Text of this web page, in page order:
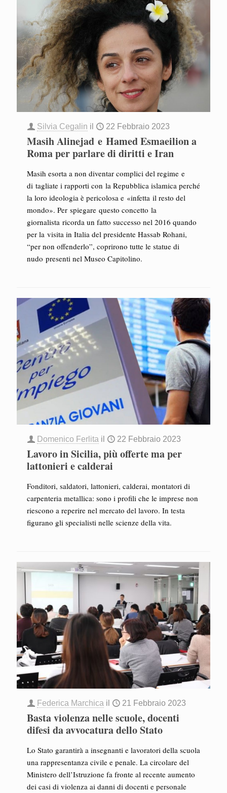
Silvia Cegalin il 22 Febbraio 2023
Masih Alinejad e Hamed Esmaeilion a
Roma per parlare di diritti e Iran
Masih esorta a non diventar complici del regime e
di tagliate i rapporti con la Repubblica islamica perché
la loro ideologia è pericolosa e «infetta il resto del
mondo». Per spiegare questo concetto la
giornalista ricorda un fatto successo nel 2016 quando
per la visita in Italia del presidente Hassab Rohani,
“per non offenderlo”, coprirono tutte le statue di
nudo presenti nel Museo Capitolino.
Domenico Ferlita il 22 Febbraio 2023
Lavoro in Sicilia, più offerte ma per
lattonieri e calderai
Fonditori, saldatori, lattonieri, calderai, montatori di
carpenteria metallica: sono i profili che le imprese non
riescono a reperire nel mercato del lavoro. In testa
figurano gli specialisti nelle scienze della vita.
Federica Marchica il 21 Febbraio 2023
Basta violenza nelle scuole, docenti
difesi da avvocatura dello Stato
Lo Stato garantirà a insegnanti e lavoratori della scuola
una rappresentanza civile e penale. La circolare del
Ministero dell’Istruzione fa fronte al recente aumento
dei casi di violenza ai danni di docenti e personale